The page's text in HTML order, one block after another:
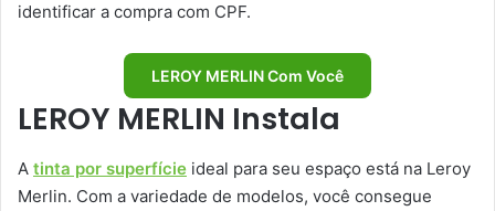
identificar a compra com CPF.
LEROY MERLIN Com Você
LEROY MERLIN Instala
A tinta por superfície ideal para seu espaço está na Leroy
Merlin. Com a variedade de modelos, você consegue